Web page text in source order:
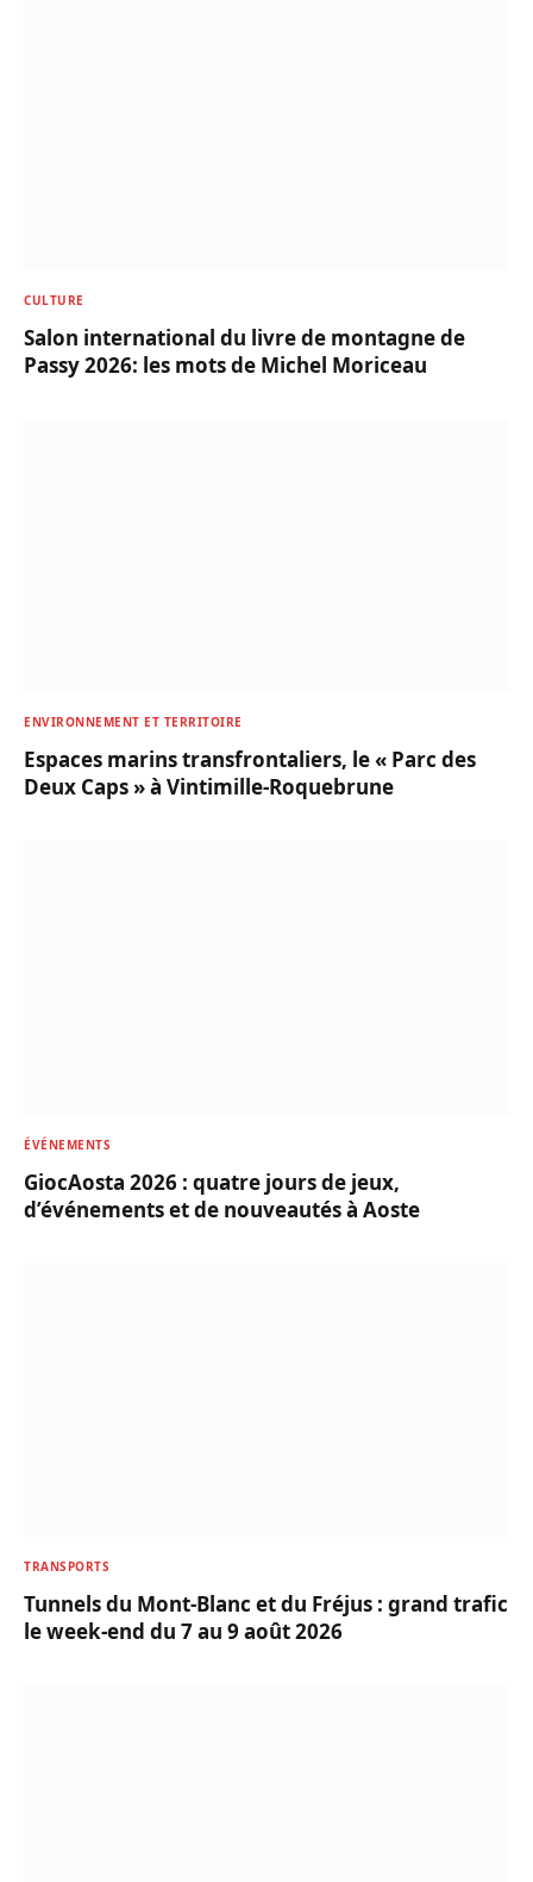
CULTURE
Salon international du livre de montagne de
Passy 2026: les mots de Michel Moriceau
ENVIRONNEMENT ET TERRITOIRE
Espaces marins transfrontaliers, le « Parc des
Deux Caps » à Vintimille-Roquebrune
ÉVÉNEMENTS
GiocAosta 2026 : quatre jours de jeux,
d’événements et de nouveautés à Aoste
TRANSPORTS
Tunnels du Mont-Blanc et du Fréjus : grand trafic
le week-end du 7 au 9 août 2026